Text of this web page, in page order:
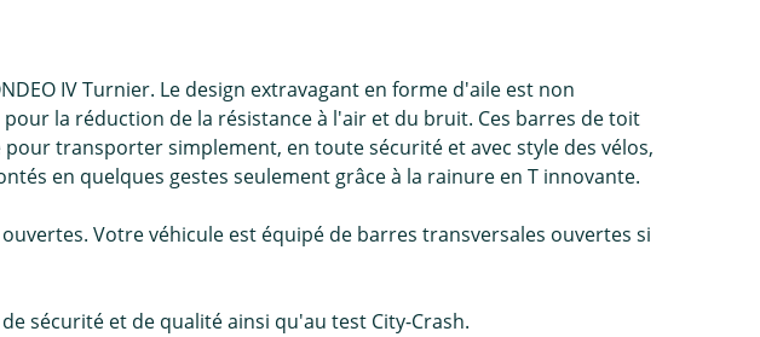
IV Turnier. Le design extravagant en forme d'aile est non
la réduction de la résistance à l'air et du bruit. Ces barres de toit
transporter simplement, en toute sécurité et avec style des vélos,
en quelques gestes seulement grâce à la rainure en T innovante.
Votre véhicule est équipé de barres transversales ouvertes si
sécurité et de qualité ainsi qu'au test City-Crash.